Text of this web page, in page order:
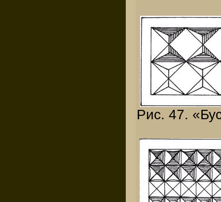
Рис. 47.